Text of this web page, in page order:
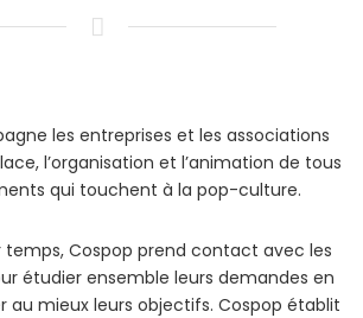
les entreprises et les associations
l’organisation et l’animation de tous
qui touchent à la pop-culture.
temps, Cospop prend contact avec les
étudier ensemble leurs demandes en
au mieux leurs objectifs. Cospop établit